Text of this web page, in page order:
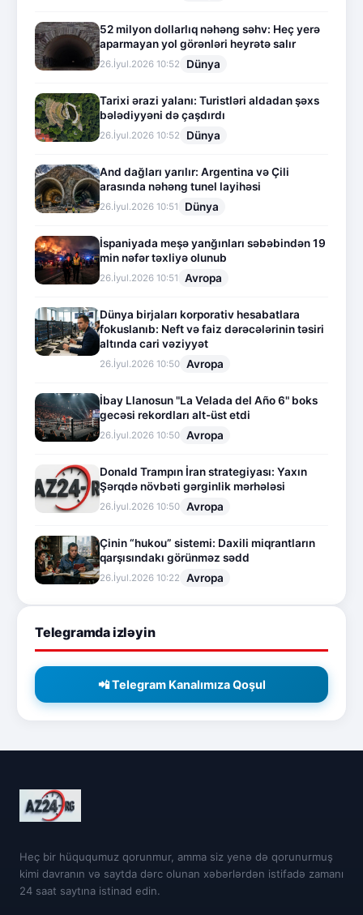
52 milyon dollarlıq nəhəng səhv: Heç yerə
aparmayan yol görənləri heyrətə salır
26.İyul.2026 10:52 Dünya
Tarixi ərazi yalanı: Turistləri aldadan şəxs
bələdiyyəni də çaşdırdı
26.İyul.2026 10:52 Dünya
And dağları yarılır: Argentina və Çili
arasında nəhəng tunel layihəsi
26.İyul.2026 10:51 Dünya
İspaniyada meşə yanğınları səbəbindən 19
min nəfər təxliyə olunub
26.İyul.2026 10:51 Avropa
Dünya birjaları korporativ hesabatlara
fokuslanıb: Neft və faiz dərəcələrinin təsiri
altında cari vəziyyət
26.İyul.2026 10:50 Avropa
İbay Llanosun "La Velada del Año 6" boks
gecəsi rekordları alt-üst etdi
26.İyul.2026 10:50 Avropa
Donald Trampın İran strategiyası: Yaxın
Şərqdə növbəti gərginlik mərhələsi
26.İyul.2026 10:50 Avropa
Çinin “hukou” sistemi: Daxili miqrantların
qarşısındakı görünməz sədd
26.İyul.2026 10:22 Avropa
Telegramda izləyin
📲 Telegram Kanalımıza Qoşul
Heç bir hüququmuz qorunmur, amma siz yenə də qorunurmuş
kimi davranın və saytda dərc olunan xəbərlərdən istifadə zamanı
24 saat saytına istinad edin.